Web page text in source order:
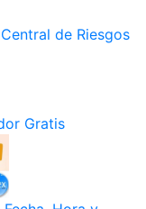
de Riesgos
Gratis